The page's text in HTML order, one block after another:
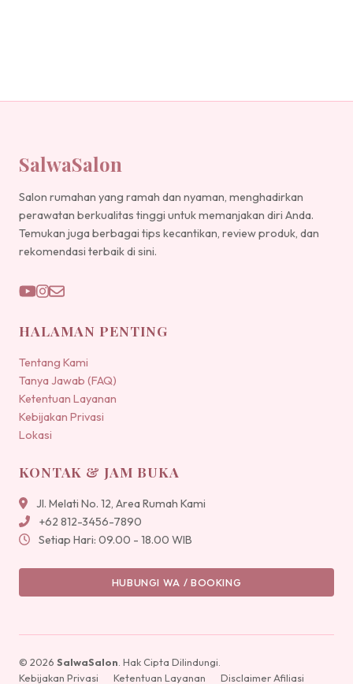
SalwaSalon
Salon rumahan yang ramah dan nyaman, menghadirkan
perawatan berkualitas tinggi untuk memanjakan diri Anda.
Temukan juga berbagai tips kecantikan, review produk, dan
rekomendasi terbaik di sini.
HALAMAN PENTING
Tentang Kami
Tanya Jawab (FAQ)
Ketentuan Layanan
Kebijakan Privasi
Lokasi
KONTAK & JAM BUKA
Jl. Melati No. 12, Area Rumah Kami
+62 812-3456-7890
Setiap Hari: 09.00 - 18.00 WIB
HUBUNGI WA / BOOKING
© 2026 SalwaSalon . Hak Cipta Dilindungi.
Kebijakan Privasi
Ketentuan Layanan Disclaimer Afiliasi